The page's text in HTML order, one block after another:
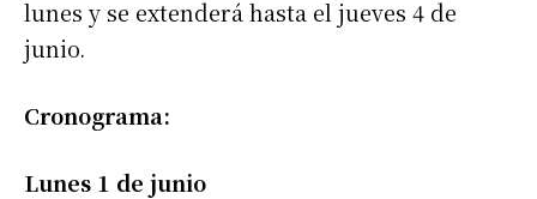
lunes y se extenderá hasta el jueves 4 de
junio.
Cronograma:
Lunes 1 de junio